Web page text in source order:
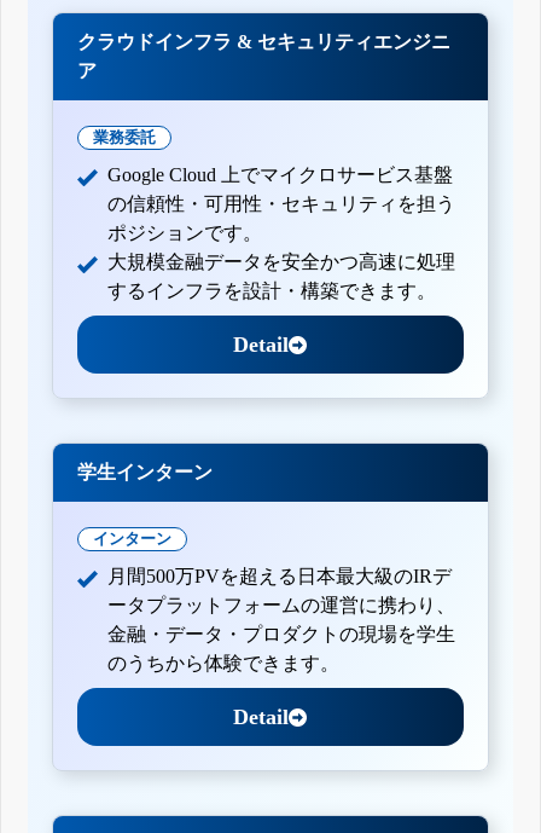
クラウドインフラ & セキュリティエンジニ
ア
業務委託
Google Cloud 上でマイクロサービス基盤
の信頼性・可用性・セキュリティを担う
ポジションです。
大規模金融データを安全かつ高速に処理
するインフラを設計・構築できます。
Detail
学生インターン
インターン
月間500万PVを超える日本最大級のIRデ
ータプラットフォームの運営に携わり、
金融・データ・プロダクトの現場を学生
のうちから体験できます。
Detail